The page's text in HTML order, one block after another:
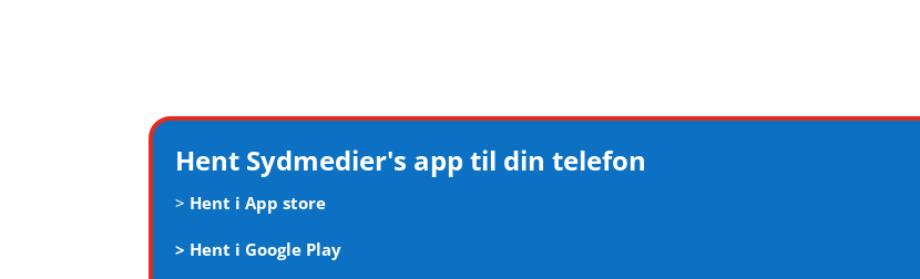
Hent Sydmedier's app til din telefon
> Hent i App store
> Hent i Google Play